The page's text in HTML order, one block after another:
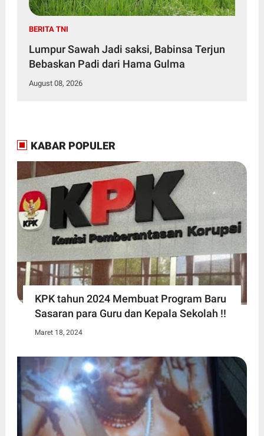
BERITA TNI
Lumpur Sawah Jadi saksi, Babinsa Terjun
Bebaskan Padi dari Hama Gulma
August 08, 2026
KABAR POPULER
KPK tahun 2024 Membuat Program Baru
Sasaran para Guru dan Kepala Sekolah !!
Maret 18, 2024